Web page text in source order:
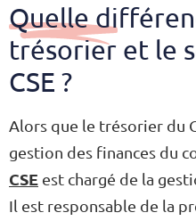
Quelle
trésorier et le
CSE ?
Alors que le trésorier du
gestion des finances du
CSE est chargé de la
Il est responsable de la